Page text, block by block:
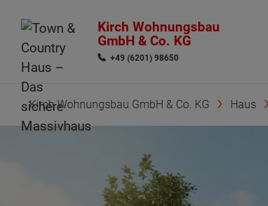
Kirch Wohnungsbau
GmbH & Co. KG
+49 (6201) 98650
Kirch Wohnungsbau GmbH & Co. KG Haus